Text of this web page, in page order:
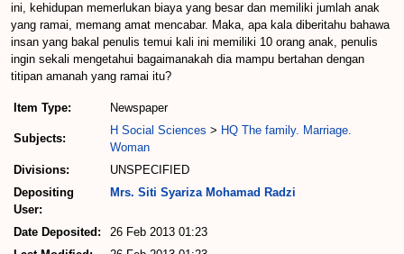
ini, kehidupan memerlukan biaya yang besar dan memiliki jumlah anak
yang ramai, memang amat mencabar. Maka, apa kala diberitahu bahawa
insan yang bakal penulis temui kali ini memiliki 10 orang anak, penulis
ingin sekali mengetahui bagaimanakah dia mampu bertahan dengan
titipan amanah yang ramai itu?
Item Type: Newspaper
Subjects:
H Social Sciences > HQ The family. Marriage.
Woman
Divisions:
UNSPECIFIED
Depositing
User:
Mrs. Siti Syariza Mohamad Radzi
Date Deposited:
26 Feb 2013 01:23